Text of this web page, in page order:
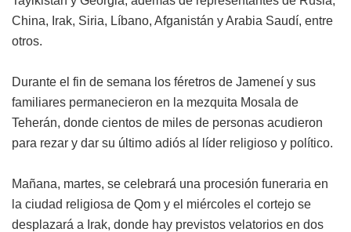
China, Irak, Siria, Líbano, Afganistán y Arabia Saudí, entre
otros.
Durante el fin de semana los féretros de Jameneí y sus
familiares permanecieron en la mezquita Mosala de
Teherán, donde cientos de miles de personas acudieron
para rezar y dar su último adiós al líder religioso y político.
Mañana, martes, se celebrará una procesión funeraria en
la ciudad religiosa de Qom y el miércoles el cortejo se
desplazará a Irak, donde hay previstos velatorios en dos